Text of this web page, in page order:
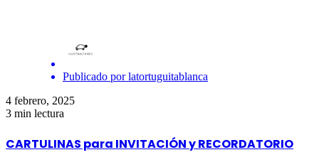
Publicado por latortuguitablanca
4 febrero, 2025
3 min lectura
CARTULINAS para INVITACIÓN y RECORDATORIO